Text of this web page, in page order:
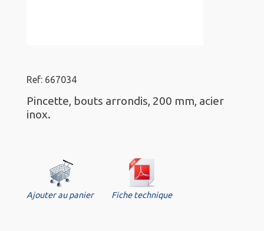
Ref: 667034
Pincette, bouts arrondis, 200 mm, acier
inox.
Ajouter au panier Fiche technique